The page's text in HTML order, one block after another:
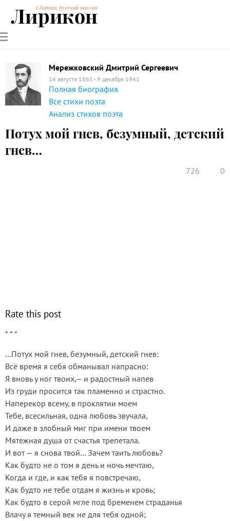
РУССКИЕ
ПОЭТЫ
СОВРЕМЕННИКИЭНЦИКЛОПЕДИЯ
ПОЭЗИИ
Сборник русской поэзии
Лирикон
Мережковский Дмитрий Сергеевич
14 августа 1865 - 9 декабря 1941
Полная биография
Все стихи поэта
Анализ стихов поэта
Потух мой гнев, безумный, детский
гнев…
726 0
Rate this post
* * *
…Потух мой гнев, безумный, детский гнев:
Всё время я себя обманывал напрасно:
Я вновь у ног твоих,— и радостный напев
Из груди просится так пламенно и страстно.
Наперекор всему, в проклятии моем
Тебе, всесильная, одна любовь звучала,
И даже в злобный миг при имени твоем
Мятежная душа от счастья трепетала.
И вот — я снова твой… Зачем таить любовь?
Как будто не о том я день и ночь мечтаю,
Когда и где, и как тебя я повстречаю,
Как будто не тебе отдам я жизнь и кровь;
Как будто в серой мгле под бременем страданья
Влачу я темный век не для тебя одной;